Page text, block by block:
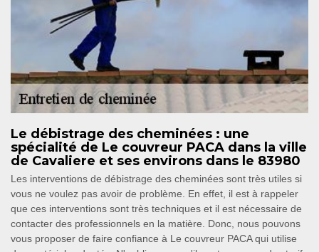
Le débistrage des cheminées : une
spécialité de Le couvreur PACA dans la ville
de Cavaliere et ses environs dans le 83980
Les interventions de débistrage des cheminées sont très utiles si
vous ne voulez pas avoir de problème. En effet, il est à rappeler
que ces interventions sont très techniques et il est nécessaire de
contacter des professionnels en la matière. Donc, nous pouvons
vous proposer de faire confiance à Le couvreur PACA qui utilise